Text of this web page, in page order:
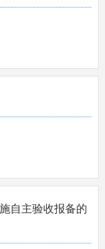
自主验收报备的